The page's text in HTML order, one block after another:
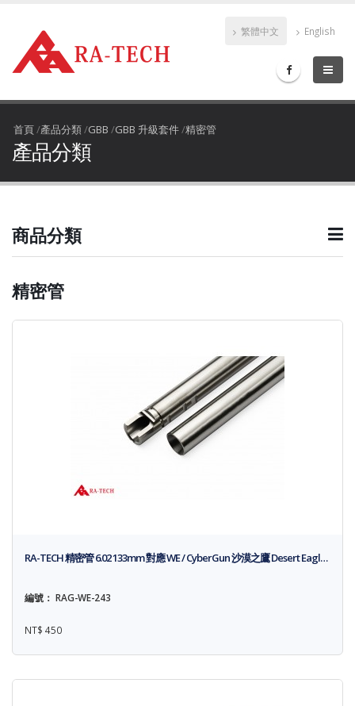
繁體中文 English
首頁/產品分類/GBB /GBB 升級套件/精密管
產品分類
商品分類
精密管
RA-TECH 精密管 6.02 133mm 對應 WE / CyberGun 沙漠之鷹 Desert Eagl…
編號： RAG-WE-243
NT$ 450